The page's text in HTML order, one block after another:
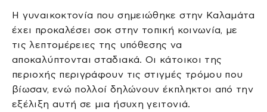
Η γυναικοκτονία που σημειώθηκε στην Καλαμάτα
έχει προκαλέσει σοκ στην τοπική κοινωνία, με
τις λεπτομέρειες της υπόθεσης να
αποκαλύπτονται σταδιακά. Οι κάτοικοι της
περιοχής περιγράφουν τις στιγμές τρόμου που
βίωσαν, ενώ πολλοί δηλώνουν έκπληκτοι από την
εξέλιξη αυτή σε μια ήσυχη γειτονιά.